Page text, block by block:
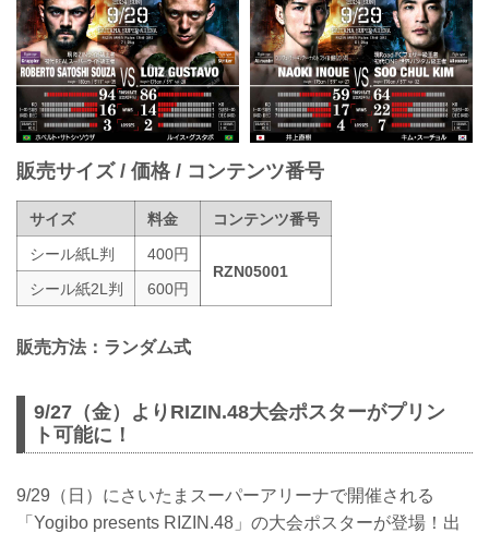
販売サイズ / 価格 / コンテンツ番号
サイズ 料金
コンテンツ番号
シール紙L判
400円
RZN05001
シール紙2L判
600円
販売方法：ランダム式
9/27（金）よりRIZIN.48大会ポスターがプリン
ト可能に！
9/29（日）にさいたまスーパーアリーナで開催される
「Yogibo presents RIZIN.48」の大会ポスターが登場！出